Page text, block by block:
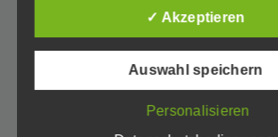
+49 (0)89 7167 2000
Kostenloses Erstgespräch
Wir haben als für die Verarbeitung
Verantwortlicher zahlreiche
einen möglichst lückenlosen Schutz
diese Internetseite verarbeiteten
Dennoch können Internetbasierte
Datenübertragungen grundsätzlich
✓ Akzeptieren
Auswahl speichern
Personalisieren